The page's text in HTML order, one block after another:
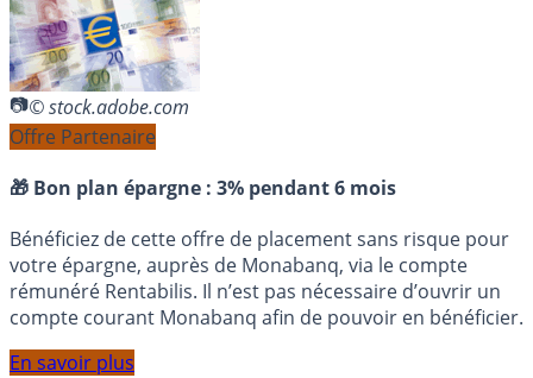
© stock.adobe.com
Offre Partenaire
🎁 Bon plan épargne : 3% pendant 6 mois
Bénéficiez de cette offre de placement sans risque pour
votre épargne, auprès de Monabanq, via le compte
rémunéré Rentabilis. Il n’est pas nécessaire d’ouvrir un
compte courant Monabanq afin de pouvoir en bénéficier.
En savoir plus